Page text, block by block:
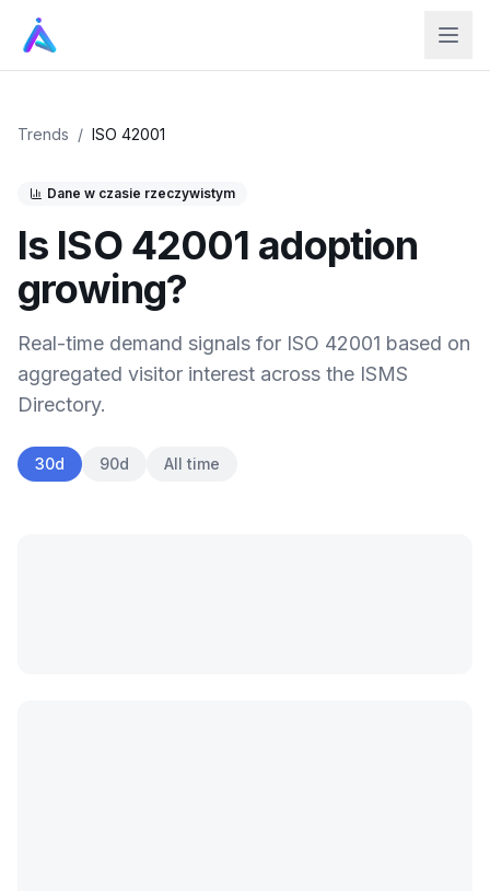
Trends / ISO 42001
Dane w czasie rzeczywistym
Is ISO 42001 adoption
growing?
Real-time demand signals for ISO 42001 based on
aggregated visitor interest across the ISMS
Directory.
30d 90d All time